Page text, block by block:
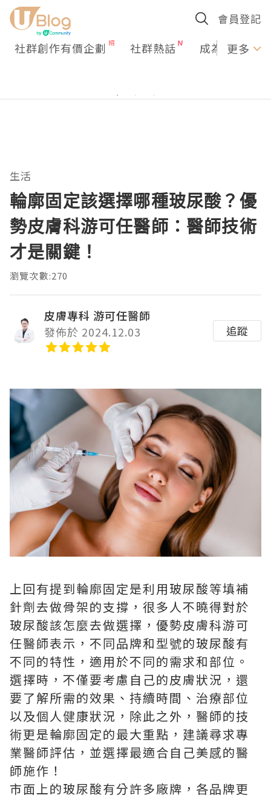
會員登記
社群創作有價企劃 社群熱話 成為U更多
生活
輪廓固定該選擇哪種玻尿酸？優
勢皮膚科游可任醫師：醫師技術
才是關鍵！
瀏覽次數:270
皮膚專科 游可任醫師
發佈於 2024.12.03
追蹤
上回有提到輪廓固定是利用玻尿酸等填補
針劑去做骨架的支撐，很多人不曉得對於
玻尿酸該怎麼去做選擇，優勢皮膚科游可
任醫師表示，不同品牌和型號的玻尿酸有
不同的特性，適用於不同的需求和部位。
選擇時，不僅要考慮自己的皮膚狀況，還
要了解所需的效果、持續時間、治療部位
以及個人健康狀況，除此之外，醫師的技
術更是輪廓固定的最大重點，建議尋求專
業醫師評估，並選擇最適合自己美感的醫
師施作！
市面上的玻尿酸有分許多廠牌，各品牌更